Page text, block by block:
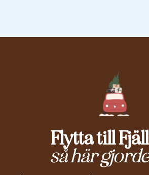
Flytta till
så här